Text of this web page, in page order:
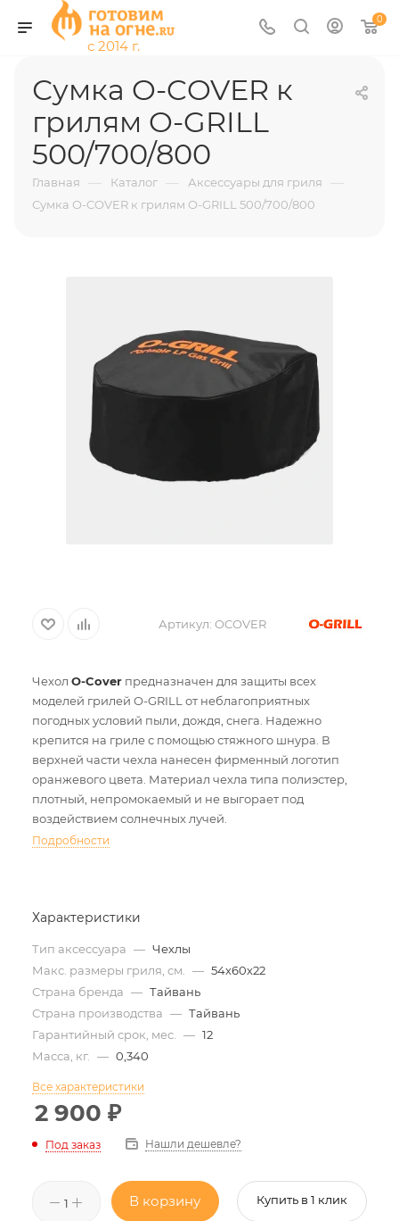
0
Сумка O-COVER к
грилям O-GRILL
500/700/800
Главная — Каталог — Аксессуары для гриля —
Сумка O-COVER к грилям O-GRILL 500/700/800
Артикул: OCOVER
Чехол O-Cover предназначен для защиты всех
моделей грилей O-GRILL от неблагоприятных
погодных условий пыли, дождя, снега. Надежно
крепится на гриле с помощью стяжного шнура. В
верхней части чехла нанесен фирменный логотип
оранжевого цвета. Материал чехла типа полиэстер,
плотный, непромокаемый и не выгорает под
воздействием солнечных лучей.
Подробности
Характеристики
Тип аксессуара — Чехлы
Макс. размеры гриля, см.
— 54х60х22
Страна бренда — Тайвань
Страна производства — Тайвань
Гарантийный срок, мес.
— 12
Масса, кг.
— 0,340
Все характеристики
2 900 ₽
Под заказ Нашли дешевле?
В корзину Купить в 1 клик